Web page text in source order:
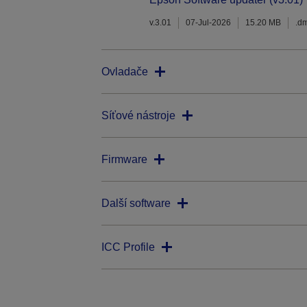
v.3.01 07-Jul-2026 15.20 MB
Ovladače
Síťové nástroje
Firmware
Další software
ICC Profile